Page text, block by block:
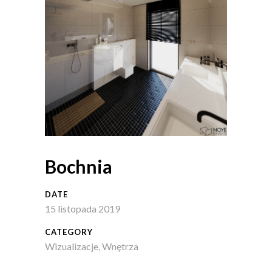
Bochnia
DATE
15 listopada 2019
CATEGORY
Wizualizacje, Wnętrza